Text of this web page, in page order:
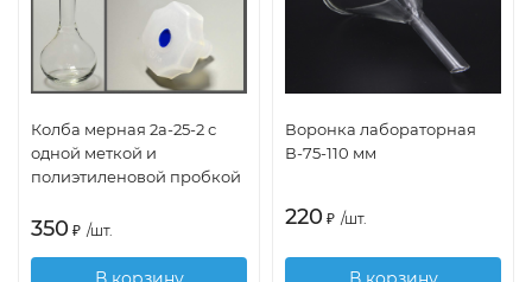
Колба мерная 2а-25-2 с
одной меткой и
полиэтиленовой пробкой
350 ₽ /шт.
Воронка лабораторная
В-75-110 мм
220 ₽ /шт.